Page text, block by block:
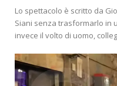
Lo spettacolo è scritto da
Siani senza trasformarlo in
invece il volto di uomo,